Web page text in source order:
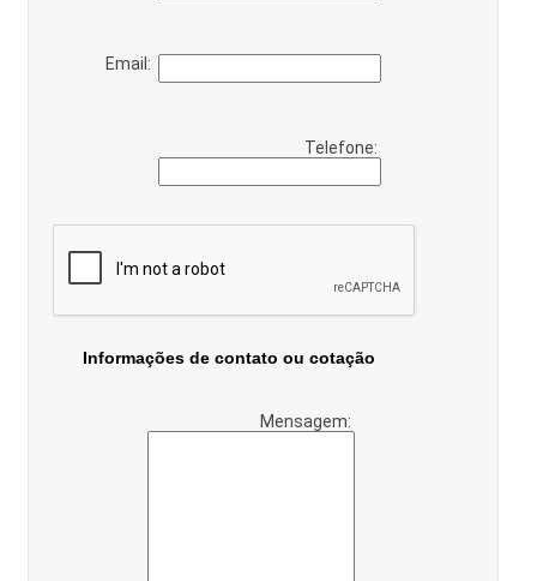
Email:
Telefone:
Informações de contato ou cotação
Mensagem: